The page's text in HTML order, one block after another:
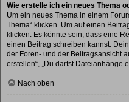
Wie erstelle ich ein neues Thema
Um ein neues Thema in einem
Thema“ klicken. Um auf einen
klicken. Es könnte sein, dass eine
einen Beitrag schreiben kannst.
der Foren- und der Beitragsansicht
erstellen“, „Du darfst Dateianhänge
Nach oben